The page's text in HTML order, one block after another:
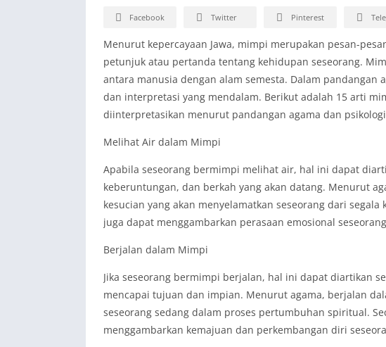
Facebook Twitter Pinterest
Menurut kepercayaan Jawa, mimpi merupakan pesan-
petunjuk atau pertanda tentang kehidupan seseorang.
antara manusia dengan alam semesta. Dalam pandangan
dan interpretasi yang mendalam. Berikut adalah 15 arti
diinterpretasikan menurut pandangan agama dan
Melihat Air dalam Mimpi
Apabila seseorang bermimpi melihat air, hal ini dapat
keberuntungan, dan berkah yang akan datang. Menurut
kesucian yang akan menyelamatkan seseorang dari
juga dapat menggambarkan perasaan emosional
Berjalan dalam Mimpi
Jika seseorang bermimpi berjalan, hal ini dapat diartikan
mencapai tujuan dan impian. Menurut agama, berjalan
seseorang sedang dalam proses pertumbuhan spiritual.
menggambarkan kemajuan dan perkembangan diri